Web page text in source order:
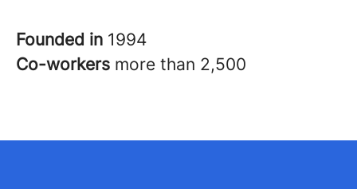
Founded in 1994
Co-workers more than 2,500